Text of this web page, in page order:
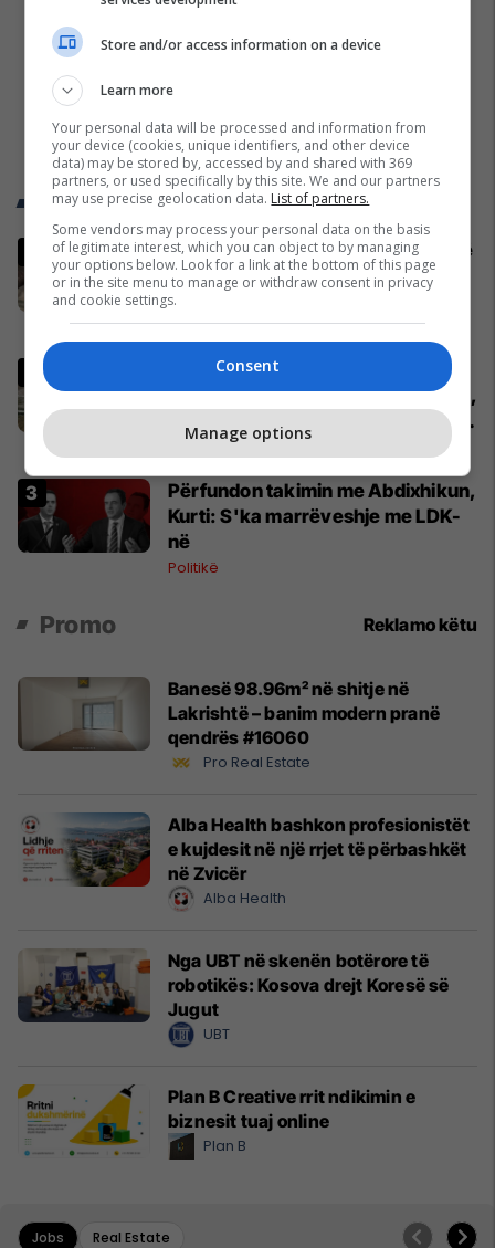
Trend Telegrafi
Ukrainasit i kapin ushtarët rusë në
befasi, ishin duke fjetur në
strehimoret e kamufluara
Evropa
Pacolli: Nëse Shqipëria zgjidh
kontratën për Aeroportin e Vlorës,
MABCO do t’i drejtohet arbitrazhit
ndërkombëtar
Përfundon takimin me Abdixhikun,
Kurti: S'ka marrëveshje me LDK-
në
Politikë
Promo Reklamo këtu
Banesë 98.96m² në shitje në
Lakrishtë – banim modern pranë
qendrës #16060
Pro Real Estate
Alba Health bashkon profesionistët
e kujdesit në një rrjet të përbashkët
në Zvicër
Alba Health
Nga UBT në skenën botërore të
robotikës: Kosova drejt Koresë së
Jugut
UBT
Plan B Creative rrit ndikimin e
biznesit tuaj online
Plan B
Jobs Real Estate
Store and/or access information on a device
Learn more
Your personal data will be processed and information from
your device (cookies, unique identifiers, and other device
data) may be stored by, accessed by and shared with 369
partners, or used specifically by this site. We and our partners
may use precise geolocation data. List of partners.
Some vendors may process your personal data on the basis
of legitimate interest, which you can object to by managing
your options below. Look for a link at the bottom of this page
or in the site menu to manage or withdraw consent in privacy
and cookie settings.
Consent
Manage options